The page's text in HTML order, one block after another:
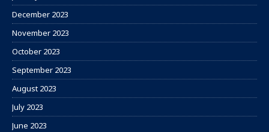
December 2023
November 2023
October 2023
September 2023
August 2023
July 2023
June 2023